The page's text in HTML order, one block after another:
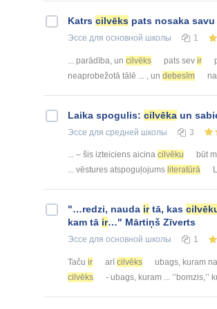
Katrs cilvēks pats nosaka savu
Эссе для основной школы 1
... parādība, un cilvēks pats sev ir
neaprobežotā tālē ... , un debesīm
Laika spogulis: cilvēka un
Эссе для средней школы 3
... – šis izteiciens aicina cilvēku
būt
... vēstures atspoguļojums literatūrā
"…redzi, nauda irtā, kas
kam tā ir…" Mārtiņš Zīverts
Эссе для основной школы 1
Taču ir arīcilvēks
ubags, kuram
cilvēks
- ubags, kuram ... ‘’bomzis,’’